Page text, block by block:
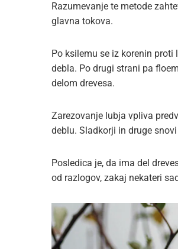
Razumevanje te metode
glavna tokova.
Po ksilemu se iz korenin
debla. Po drugi strani pa
delom drevesa.
Zarezovanje lubja vpliva
deblu. Sladkorji in druge
Posledica je, da ima del
od razlogov, zakaj nekateri